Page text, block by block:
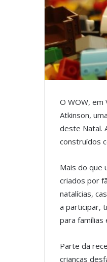
O WOW, em
Atkinson,
deste Natal.
construídos
Mais do que
criados por
natalícias,
a participar,
para famílias
Parte da
crianças